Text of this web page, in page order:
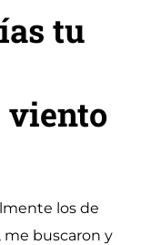
tu
viento
los de
buscaron y